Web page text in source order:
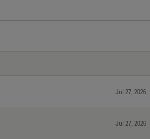
Jul 27, 2026
Jul 27, 2026